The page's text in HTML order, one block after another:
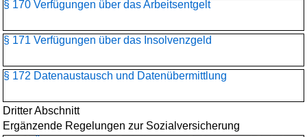
§ 170 Verfügungen über das Arbeitsentgelt
§ 171 Verfügungen über das Insolvenzgeld
§ 172 Datenaustausch und Datenübermittlung
Dritter Abschnitt
Ergänzende Regelungen zur Sozialversicherung